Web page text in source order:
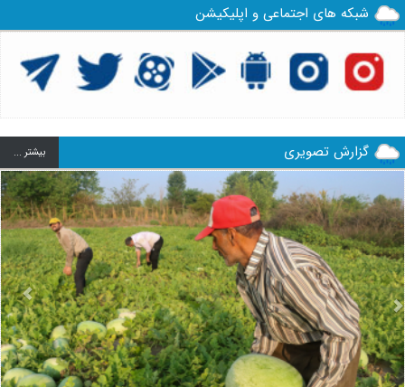
شبکه های اجتماعی و اپلیکیشن
گزارش تصویری بيشتر ...
Next